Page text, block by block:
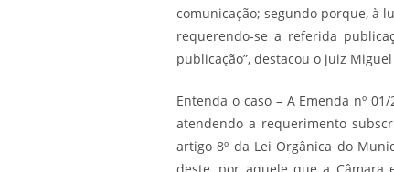
comunicação; segundo porque, à
requerendo-se a referida
publicação”, destacou o juiz
Entenda o caso – A Emenda nº
atendendo a requerimento
artigo 8º da Lei Orgânica do